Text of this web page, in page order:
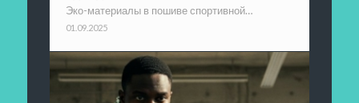
Эко-материалы в пошиве спортивной…
01.09.2025